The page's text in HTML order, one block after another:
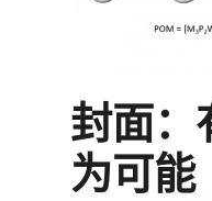
封面：
为可能